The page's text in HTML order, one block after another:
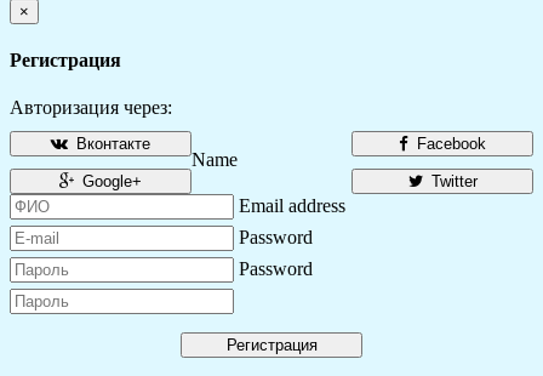
×
Регистрация
Авторизация через:
Facebook
Вконтакте
Twitter
Google+
Name
Email address
Password
Password
Регистрация